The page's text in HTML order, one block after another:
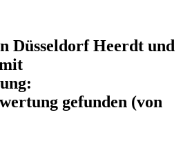
Düsseldorf Heerdt und
gefunden (von